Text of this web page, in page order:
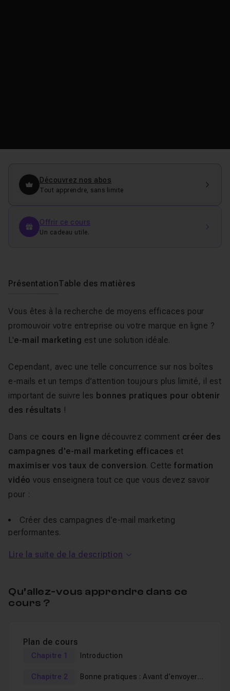
Découvrez nos abos
Tout apprendre, sans limite
Offrir ce cours
Un cadeau utile.
PrésentationTable des matières
Vous êtes à la recherche de moyens efficaces pour
promouvoir votre entreprise ou votre marque en ligne ?
L'e-mail marketing est une solution idéale.
Cependant, avec une telle concurrence sur nos boîtes
e-mails et un temps d’attention toujours plus limité, il est
important de suivre les bonnes pratiques pour obtenir
des résultats !
Dans ce cours en ligne découvrez comment créer des
campagnes d'e-mail marketing efficaces et
maximiser vos taux de conversion. Cette formation
vidéo vous enseignera tout ce que vous devez savoir
pour :
Créer des campagnes d’e-mail marketing
performantes.
Atteindre vos objectifs de conversion.
éprouvées pour s’assurer que vos e-mails n'arrivent pas
en spam.
les rapports pour mesurer l'efficacité de vos
campagnes.
Lire la suite de la description
Qu’allez-vous apprendre dans ce
cours ?
Plan de cours
Chapitre 1 Introduction
Chapitre 2
Bonne pratiques : Avant d’envoyer